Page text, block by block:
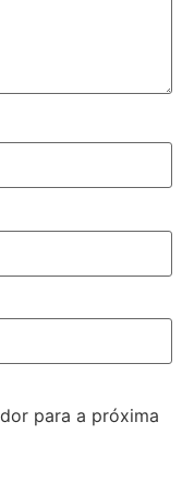
para a próxima